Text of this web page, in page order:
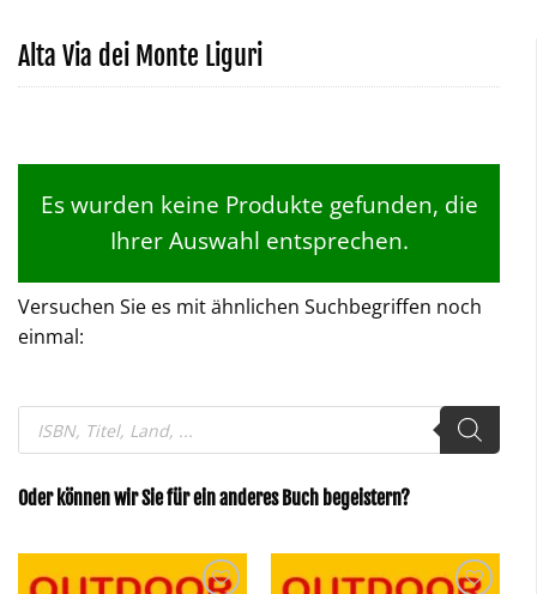
Alta Via dei Monte Liguri
Es wurden keine Produkte gefunden, die
Ihrer Auswahl entsprechen.
Versuchen Sie es mit ähnlichen Suchbegriffen noch
einmal:
Products
search
Oder können wir Sie für ein anderes Buch begeistern?